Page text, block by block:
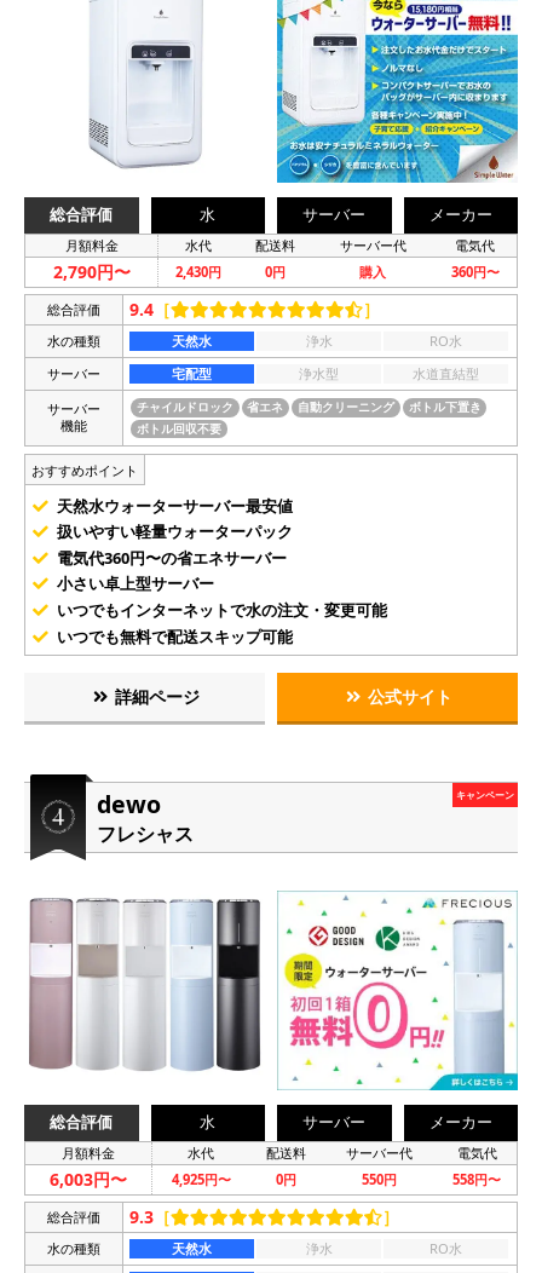
総合評価 水 サーバー メーカー
月額料金 水代 配送料 サーバー代 電気代
2,790円〜 2,430円 0円 購入 360円〜
総合評価 9.4 ［ ］
水の種類 天然水 浄水
RO水
サーバー
宅配型 浄水型
水道直結型
サーバー
機能
チャイルドロック 省エネ 自動クリーニング
ボトル下置き
ボトル回収不要
おすすめポイント
天然水ウォーターサーバー最安値
扱いやすい軽量ウォーターパック
電気代360円〜の省エネサーバー
小さい卓上型サーバー
いつでもインターネットで水の注文・変更可能
いつでも無料で配送スキップ可能
詳細ページ 公式サイト
dewo
フレシャス
キャンペーン
総合評価 水 サーバー メーカー
月額料金 水代 配送料 サーバー代 電気代
6,003円〜 4,925円〜 0円 550円 558円〜
総合評価 9.3 ［ ］
水の種類 天然水 浄水
RO水